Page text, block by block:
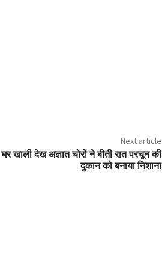
Next article
घर खाली देख अज्ञात चोरों ने बीती रात परचून की
दुकान को बनाया निशाना